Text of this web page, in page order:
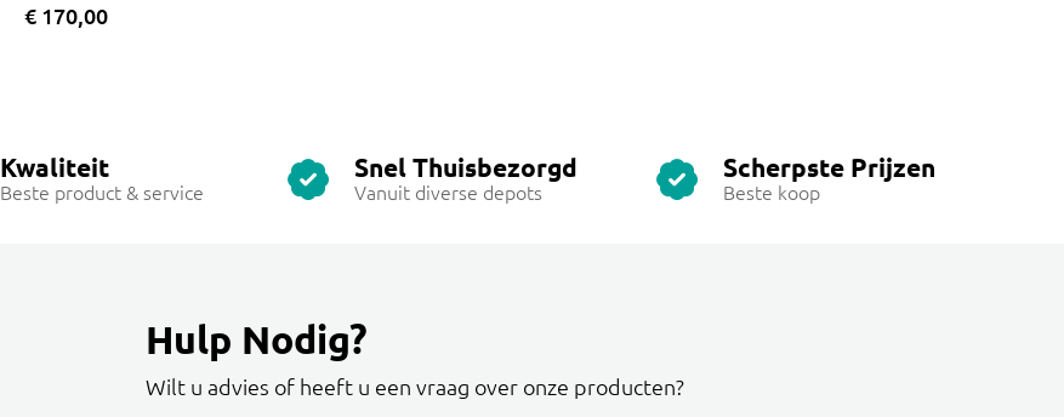
€ 170,00
Kwaliteit
Beste product & service
Snel Thuisbezorgd
Vanuit diverse depots
Scherpste Prijzen
Beste koop
Hulp Nodig?
Wilt u advies of heeft u een vraag over onze producten?